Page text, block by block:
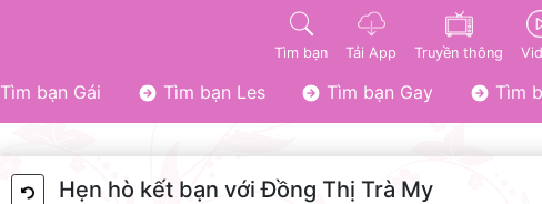
Tìm bạn Tải App Truyền thông
Tìm bạn Gái Tìm bạn Les Tìm bạn Gay Tìm
Hẹn hò kết bạn với Đồng Thị Trà My